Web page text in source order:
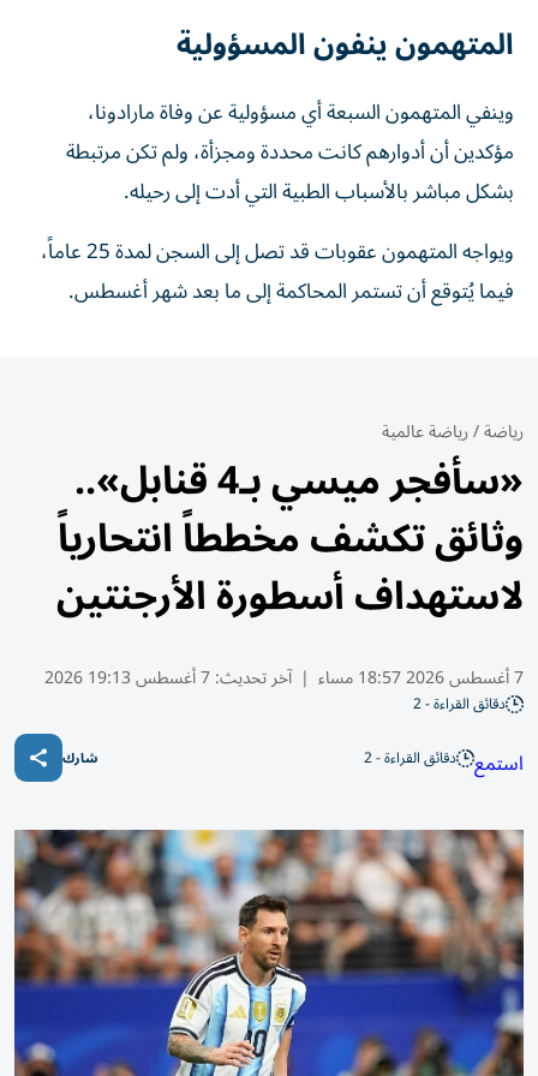
المتهمون ينفون المسؤولية
وينفي المتهمون السبعة أي مسؤولية عن وفاة مارادونا،
مؤكدين أن أدوارهم كانت محددة ومجزأة، ولم تكن مرتبطة
بشكل مباشر بالأسباب الطبية التي أدت إلى رحيله.
ويواجه المتهمون عقوبات قد تصل إلى السجن لمدة 25 عاماً،
فيما يُتوقع أن تستمر المحاكمة إلى ما بعد شهر أغسطس.
رياضة/رياضة عالمية
«سأفجر ميسي بـ4 قنابل»..
وثائق تكشف مخططاً انتحارياً
لاستهداف أسطورة الأرجنتين
7 أغسطس 2026 18:57 مساء | آخر تحديث:7 أغسطس 19:13 2026
دقائق القراءة - 2
استمع دقائق القراءة - 2 شارك